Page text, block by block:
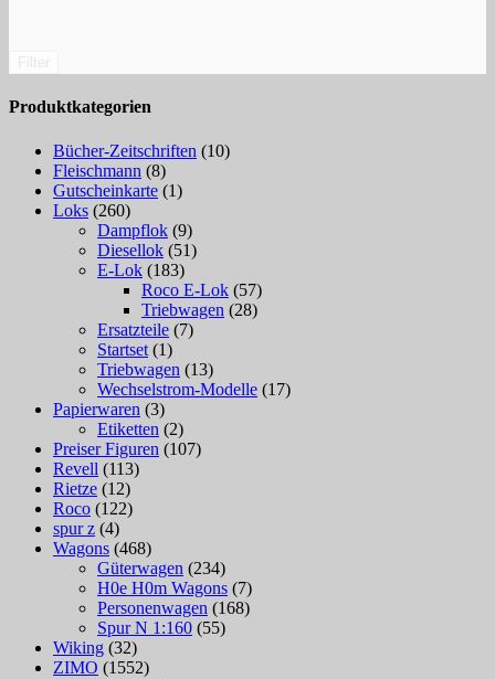
Produktkategorien
Bücher-Zeitschriften (10)
Fleischmann (8)
Gutscheinkarte (1)
Loks (260)
Dampflok (9)
Diesellok (51)
E-Lok (183)
Roco E-Lok (57)
Triebwagen (28)
Ersatzteile (7)
Startset (1)
Triebwagen (13)
Wechselstrom-Modelle (17)
Papierwaren (3)
Etiketten (2)
Preiser Figuren (107)
Revell (113)
Rietze (12)
Roco (122)
spur z (4)
Wagons (468)
Güterwagen (234)
H0e H0m Wagons (7)
Personenwagen (168)
Spur N 1:160 (55)
Wiking (32)
ZIMO (1552)